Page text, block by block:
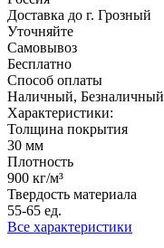
Доставка до г. Грозный
Уточняйте
Самовывоз
Бесплатно
Способ оплаты
Наличный, Безналичный
Характеристики:
Толщина покрытия
30 мм
Плотность
900 кг/м³
Твердость материала
55-65 ед.
Все характеристики